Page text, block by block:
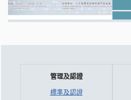
管理及認證
標準及認證